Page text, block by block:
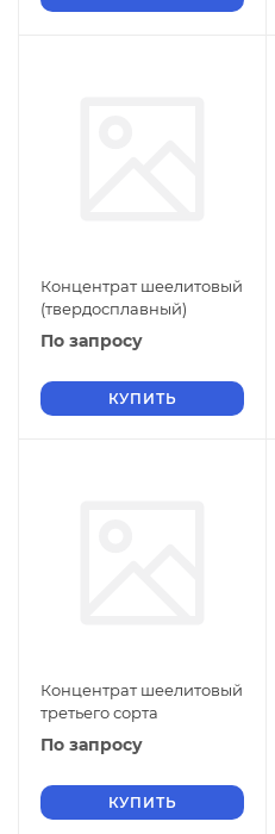
Концентрат шеелитовый
(твердосплавный)
По запросу
КУПИТЬ
Концентрат шеелитовый
третьего сорта
По запросу
КУПИТЬ